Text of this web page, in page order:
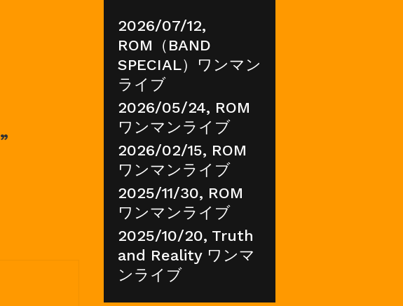
”
2026/07/12,
ROM（BAND
SPECIAL）ワンマン
ライブ
2026/05/24, ROM
ワンマンライブ
2026/02/15, ROM
ワンマンライブ
2025/11/30, ROM
ワンマンライブ
2025/10/20, Truth
and Reality ワンマ
ンライブ